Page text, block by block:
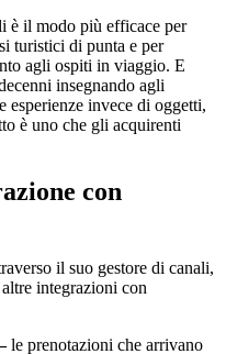
è il modo più efficace per
turistici di punta e per
agli ospiti in viaggio. E
insegnando agli
esperienze invece di oggetti,
è uno che gli acquirenti
con
il suo gestore di canali,
integrazioni con
le prenotazioni che arrivano